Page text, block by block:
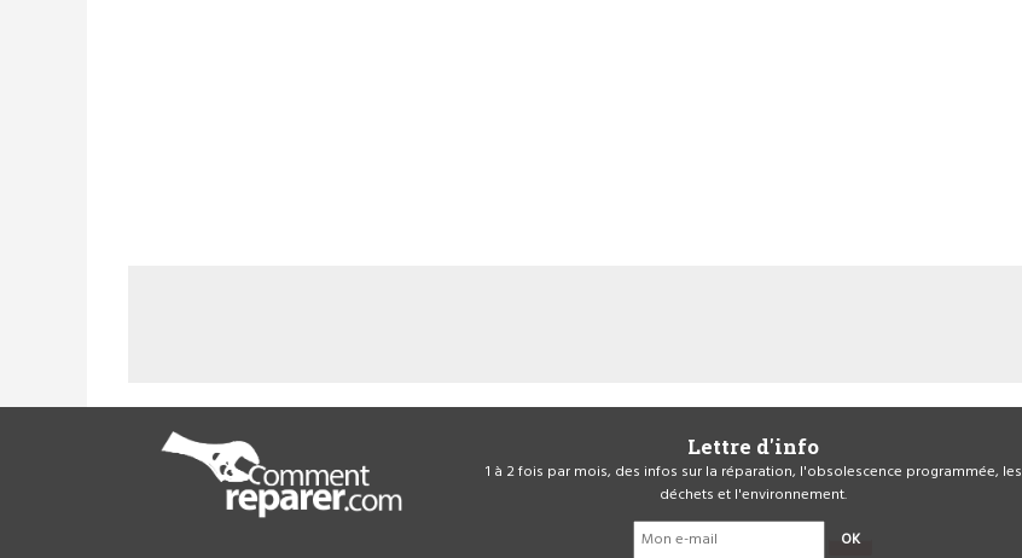
Lettre d'info
1 à 2 fois par mois, des infos sur la réparation, l'obsolescence programmée, les
déchets et l'environnement.
OK